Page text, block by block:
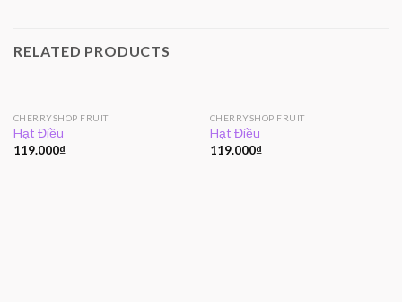
RELATED PRODUCTS
CHERRYSHOP FRUIT
Hạt Điều
119.000₫
CHERRYSHOP FRUIT
Hạt Điều
119.000₫